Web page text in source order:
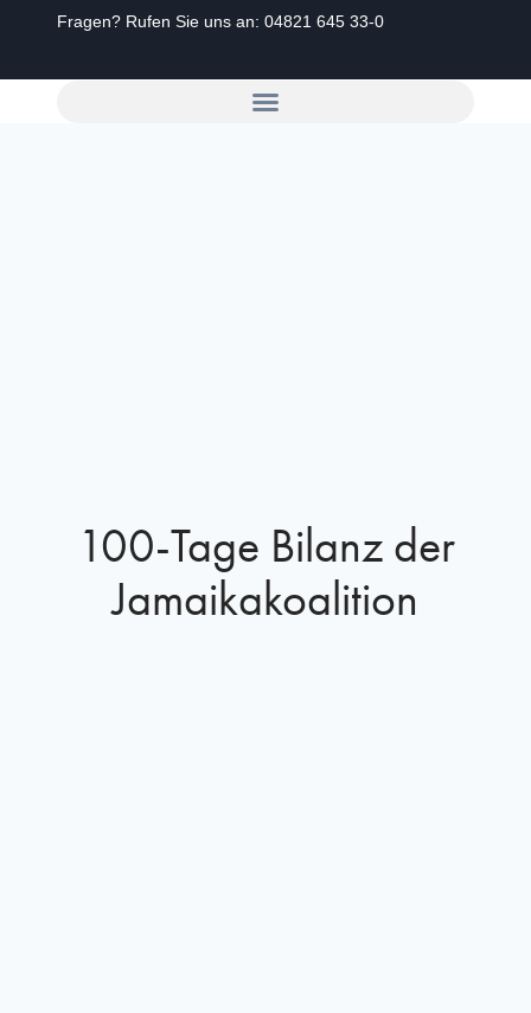
Fragen? Rufen Sie uns an: 04821 645 33-0
100-Tage Bilanz der
Jamaikakoalition